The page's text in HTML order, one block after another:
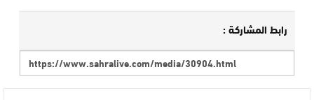
رابط المشاركة :